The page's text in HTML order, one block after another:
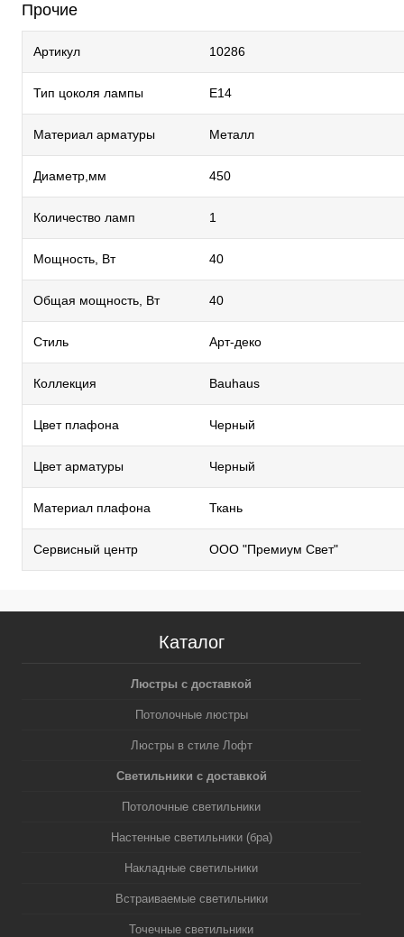
Прочие
Артикул 10286
Тип цоколя лампы E14
Материал арматуры Металл
Диаметр,мм 450
Количество ламп 1
Мощность, Вт 40
Общая мощность, Вт 40
Стиль Арт-деко
Коллекция Bauhaus
Цвет плафона Черный
Цвет арматуры Черный
Материал плафона Ткань
Сервисный центр ООО "Премиум Свет"
Каталог
Люстры с доставкой
Потолочные люстры
Люстры в стиле Лофт
Светильники с доставкой
Потолочные светильники
Настенные светильники (бра)
Накладные светильники
Встраиваемые светильники
Точечные светильники